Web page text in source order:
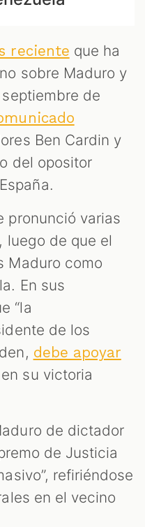
reciente que ha
sobre Maduro y
de
Ben Cardin y
del opositor
pronunció varias
luego de que el
Maduro como
En sus
“la
de los
debe apoyar
en su victoria
de dictador
de Justicia
refiriéndose
en el vecino